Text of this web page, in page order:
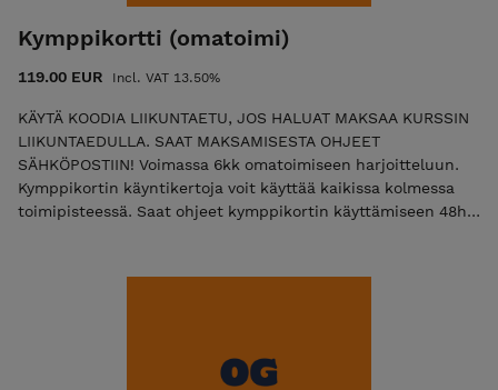
Kymppikortti (omatoimi)
119.00 EUR Incl. VAT 13.50%
KÄYTÄ KOODIA LIIKUNTAETU, JOS HALUAT MAKSAA KURSSIN
LIIKUNTAEDULLA. SAAT MAKSAMISESTA OHJEET
SÄHKÖPOSTIIN! Voimassa 6kk omatoimiseen harjoitteluun.
Kymppikortin käyntikertoja voit käyttää kaikissa kolmessa
toimipisteessä. Saat ohjeet kymppikortin käyttämiseen 48h
WhatsApp -yhteydenotolla